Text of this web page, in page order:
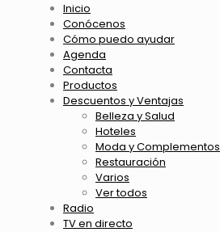
Inicio
Conócenos
Cómo puedo ayudar
Agenda
Contacta
Productos
Descuentos y Ventajas
Belleza y Salud
Hoteles
Moda y Complementos
Restauración
Varios
Ver todos
Radio
TV en directo